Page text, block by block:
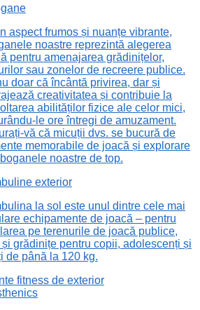
aspect frumos și nuanțe vibrante,
noastre reprezintă alegerea
pentru amenajarea grădinițelor,
sau zonelor de recreere publice.
doar că încântă privirea, dar și
creativitatea și contribuie la
abilităților fizice ale celor mici,
le ore întregi de amuzament.
vă că micuții dvs. se bucură de
memorabile de joacă și explorare
noastre de top.
exterior
la sol este unul dintre cele mai
echipamente de joacă – pentru
pe terenurile de joacă publice,
grădinițe pentru copii, adolescenți și
de până la 120 kg.
fitness de exterior